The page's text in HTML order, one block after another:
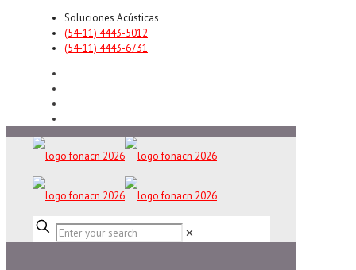
Soluciones Acústicas
(54-11) 4443-5012
(54-11) 4443-6731
✕